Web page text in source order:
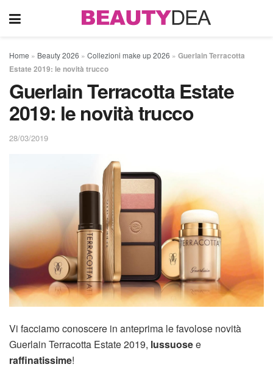
Home » Beauty 2026 » Collezioni make up 2026 » Guerlain Terracotta
Estate 2019: le novità trucco
Guerlain Terracotta Estate
2019: le novità trucco
28/03/2019
Vi facciamo conoscere in anteprima le favolose novità
Guerlain Terracotta Estate 2019, lussuosee
raffinatissime!